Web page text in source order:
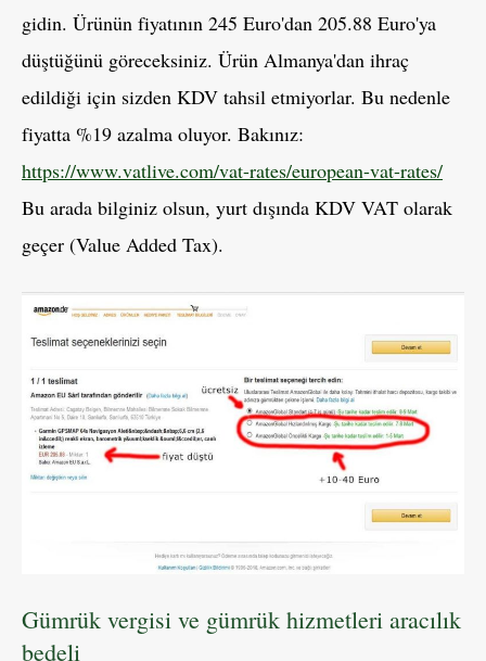
gidin. Ürünün fiyatının 245 Euro'dan 205.88 Euro'ya
düştüğünü göreceksiniz. Ürün Almanya'dan ihraç
edildiği için sizden KDV tahsil etmiyorlar. Bu nedenle
fiyatta %19 azalma oluyor. Bakınız:
https://www.vatlive.com/vat-rates/european-vat-rates/
Bu arada bilginiz olsun, yurt dışında KDV VAT olarak
geçer (Value Added Tax).
Gümrük vergisi ve gümrük hizmetleri aracılık
bedeli